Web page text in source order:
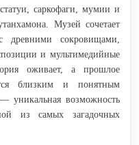
саркофаги, мумии и
Музей сочетает
древними сокровищами,
и мультимедийные
оживает, а прошлое
близким и понятным
уникальная возможность
из самых загадочных